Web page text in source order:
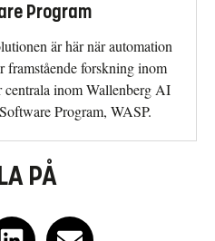
Program
är här när automation
forskning inom
centrala inom Wallenberg AI
Program, WASP.
PÅ